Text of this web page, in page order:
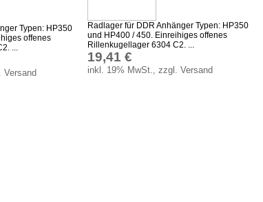
Typen: HP350
offenes
...
Radlager für DDR Anhänger Typen: HP350
und HP400 / 450. Einreihiges offenes
Rillenkugellager 6304 C2. ...
19,41 €
inkl. 19% MwSt., zzgl. Versand